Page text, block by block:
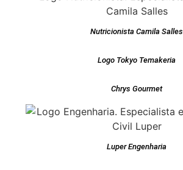
Nutricionista Camila Salles
Logo Tokyo Temakeria
Chrys Gourmet
Luper Engenharia